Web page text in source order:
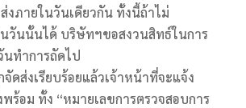
งภายในวันเดียวกัน ทั้งนี้ถ้าไม่
นวันนั้นได้ บริษัทฯขอสงวนสิทธ์ในการ
ทำการถัดไป
ดส่งเรียบร้อยแล้วเจ้าหน้าที่จะแจ้ง
ร้อม ทั้ง “หมายเลขการตรวจสอบการ